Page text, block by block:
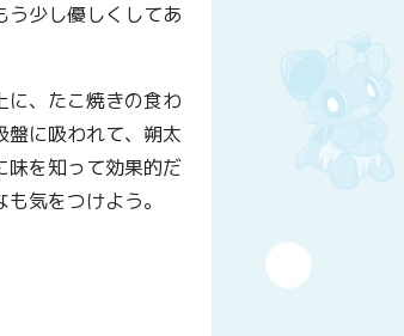
う少し優しくしてあ
に、たこ焼きの食わ
盤に吸われて、朔太
味を知って効果的だ
気をつけよう。